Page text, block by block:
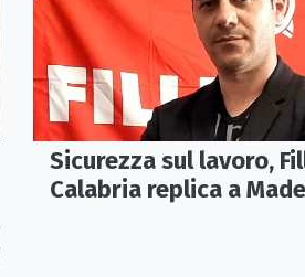
Sicurezza sul lavoro,
Calabria replica a
«Servono controlli,